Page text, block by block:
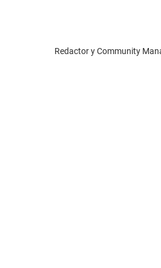
Redactor y Community